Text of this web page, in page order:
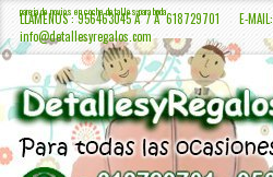
pareja de novios en coche detalles para boda
LLÁMENOS : 956463045 Â / Â 618729701 E-MAIL:
info@detallesyregalos.com